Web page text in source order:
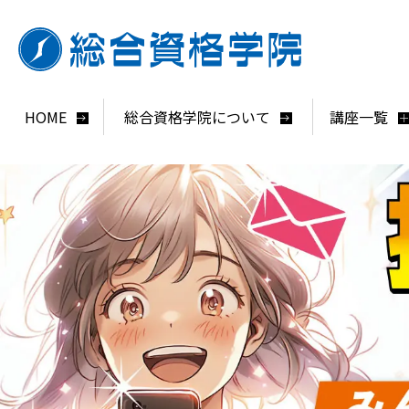
HOME 総合資格学院について 講座一覧